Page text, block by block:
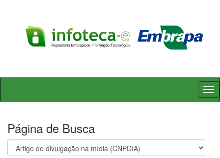
Skip
Página de Busca